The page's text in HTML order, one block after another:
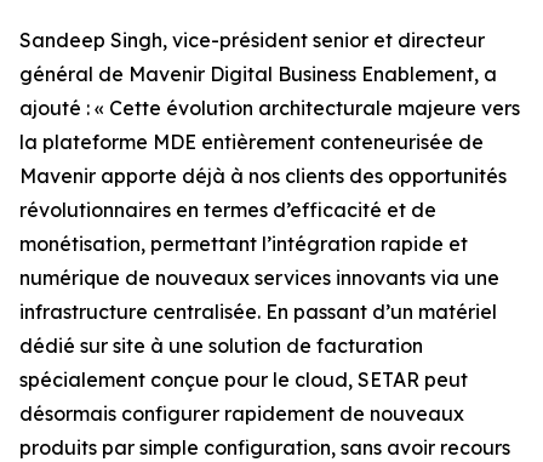
Sandeep Singh, vice-président senior et directeur
général de Mavenir Digital Business Enablement, a
ajouté : « Cette évolution architecturale majeure vers
la plateforme MDE entièrement conteneurisée de
Mavenir apporte déjà à nos clients des opportunités
révolutionnaires en termes d’efficacité et de
monétisation, permettant l’intégration rapide et
numérique de nouveaux services innovants via une
infrastructure centralisée. En passant d’un matériel
dédié sur site à une solution de facturation
spécialement conçue pour le cloud, SETAR peut
désormais configurer rapidement de nouveaux
produits par simple configuration, sans avoir recours